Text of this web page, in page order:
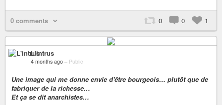
0 comments 0 0 1
L'intrus
4 months ago – Public
Une image qui me donne envie d'être bourgeois… plutôt que de
fabriquer de la richesse…
Et ça se dit anarchistes…